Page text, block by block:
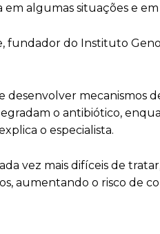
algumas situações e
fundador do Instituto
desenvolver mecanismos
o antibiótico,
o especialista.
vez mais difíceis de
aumentando o risco de